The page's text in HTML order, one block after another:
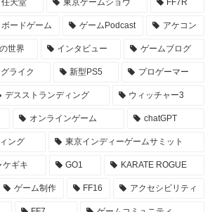
任天堂 東京ゲームショウ FF7R
ボードゲーム ゲームPodcast アケコン
世界 インタビュー ゲームブログ
ライク 新型PS5 プロゲーマー
デスストランディング ウィッチャー3
オンラインゲーム chatGPT
ング 東京インディーゲームサミット
ケギキ GO1 KARATE ROGUE
ゲーム制作 FF16 アクセシビリティ